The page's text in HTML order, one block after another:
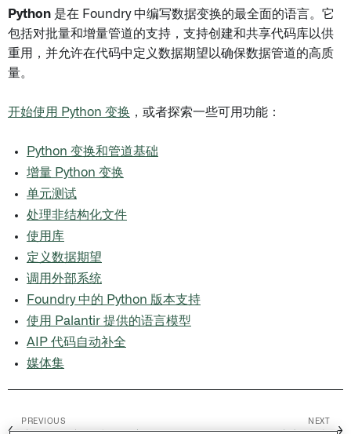
Python 是在 Foundry 中编写数据变换的最全面的语言。它
包括对批量和增量管道的支持，支持创建和共享代码库以供
重用，并允许在代码中定义数据期望以确保数据管道的高质
量。
开始使用 Python 变换 ，或者探索一些可用功能：
Python 变换和管道基础
增量 Python 变换
单元测试
处理非结构化文件
使用库
定义数据期望
调用外部系统
Foundry 中的 Python 版本支持
使用 Palantir 提供的语言模型
AIP 代码自动补全
媒体集
←
PREVIOUS NEXT
→